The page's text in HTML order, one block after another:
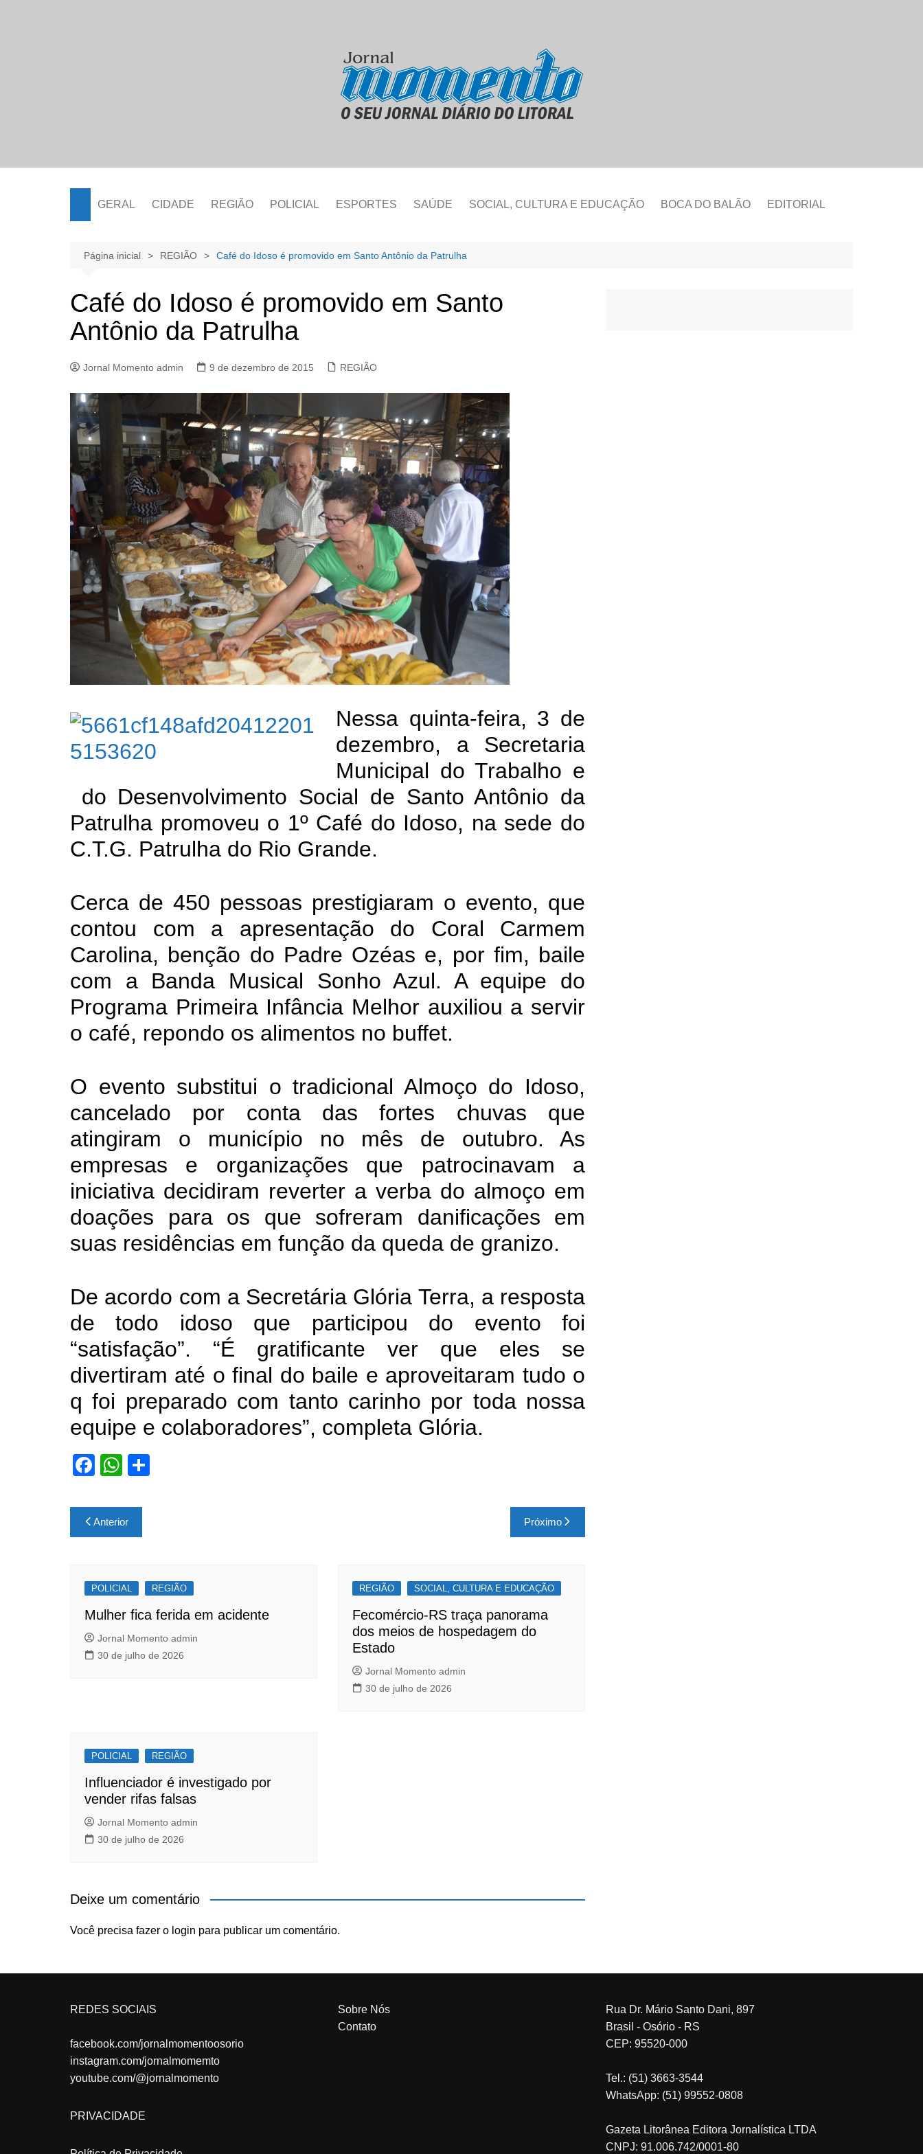
GERAL CIDADE REGIÃO POLICIAL ESPORTES SAÚDE SOCIAL, CULTURA E EDUCAÇÃO BOCA DO BALÃO EDITORIAL
Página inicial REGIÃO Café do Idoso é promovido em Santo Antônio da Patrulha
Café do Idoso é promovido em Santo
Antônio da Patrulha
Jornal Momento admin 9 de dezembro de 2015 REGIÃO
Nessa quinta-feira, 3 de
dezembro, a Secretaria
Municipal do Trabalho e
do Desenvolvimento Social de Santo Antônio da
Patrulha promoveu o 1º Café do Idoso, na sede do
C.T.G. Patrulha do Rio Grande.
Cerca de 450 pessoas prestigiaram o evento, que
contou com a apresentação do Coral Carmem
Carolina, benção do Padre Ozéas e, por fim, baile
com a Banda Musical Sonho Azul. A equipe do
Programa Primeira Infância Melhor auxiliou a servir
o café, repondo os alimentos no buffet.
O evento substitui o tradicional Almoço do Idoso,
cancelado por conta das fortes chuvas que
atingiram o município no mês de outubro. As
empresas e organizações que patrocinavam a
iniciativa decidiram reverter a verba do almoço em
doações para os que sofreram danificações em
suas residências em função da queda de granizo.
De acordo com a Secretária Glória Terra, a resposta
de todo idoso que participou do evento foi
“satisfação”. “É gratificante ver que eles se
divertiram até o final do baile e aproveitaram tudo o
q foi preparado com tanto carinho por toda nossa
equipe e colaboradores”, completa Glória.
F
c
e
o
o
k
W
at
s
p
p
Navegação
de
Anterior Próximo
POLICIAL REGIÃO
Mulher fica ferida em acidente
Jornal Momento admin
30 de julho de 2026
REGIÃO SOCIAL, CULTURA E EDUCAÇÃO
Fecomércio-RS traça panorama
dos meios de hospedagem do
Estado
Jornal Momento admin
30 de julho de 2026
POLICIAL REGIÃO
Influenciador é investigado por
vender rifas falsas
Jornal Momento admin
30 de julho de 2026
Deixe um comentário
Você precisa fazer o login para publicar um comentário.
REDES SOCIAIS
facebook.com/jornalmomentoosorio
instagram.com/jornalmomemto
youtube.com/@jornalmomento
PRIVACIDADE
Sobre Nós
Contato
Rua Dr. Mário Santo Dani, 897
Brasil - Osório - RS
CEP: 95520-000
Tel.: (51) 3663-3544
WhatsApp: (51) 99552-0808
Gazeta Litorânea Editora Jornalística LTDA
CNPJ: 91.006.742/0001-80